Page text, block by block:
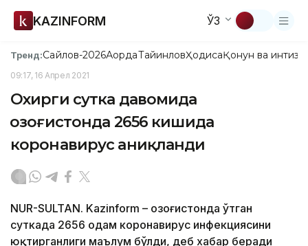
KAZINFORM ЎЗ
Тренд:Сайлов-2026АқордаТайинловҲодисаҚонун ва
09:17, 16 Апрел 2021
Охирги сутка давомида
Қозоғистонда 2656 кишида
коронавирус аниқланди
NUR-SULTAN. Kazinform – Қозоғистонда ўтган
суткада 2656 одам коронавирус инфекциясини
юқтирганлиги маълум бўлди, деб хабар беради